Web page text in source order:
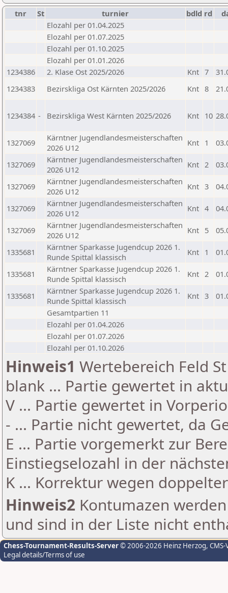
tnr St turnier bdld rd
Elozahl per 01.04.2025
Elozahl per 01.07.2025
Elozahl per 01.10.2025
Elozahl per 01.01.2026
1234386
2. Klase Ost 2025/2026 Knt 7
1234383
Bezirskliga Ost Kärnten 2025/2026 Knt 8
1234384 - Bezirskliga West Kärnten 2025/2026 Knt 10
1327069
Kärntner Jugendlandesmeisterschaften
2026 U12
Knt 1
1327069
Kärntner Jugendlandesmeisterschaften
2026 U12
Knt 2
1327069
Kärntner Jugendlandesmeisterschaften
2026 U12
Knt 3
1327069
Kärntner Jugendlandesmeisterschaften
2026 U12
Knt 4
1327069
Kärntner Jugendlandesmeisterschaften
2026 U12
Knt 5
1335681
Kärntner Sparkasse Jugendcup 2026 1.
Runde Spittal klassisch
Knt 1
1335681
Kärntner Sparkasse Jugendcup 2026 1.
Runde Spittal klassisch
Knt 2
1335681
Kärntner Sparkasse Jugendcup 2026 1.
Runde Spittal klassisch
Knt 3
Gesamtpartien 11
Elozahl per 01.04.2026
Elozahl per 01.07.2026
Elozahl per 01.10.2026
Hinweis1 Wertebereich Feld
blank ... Partie gewertet in
V ... Partie gewertet in
- ... Partie nicht gewertet, da
E ... Partie vorgemerkt zur
Einstiegselozahl in der
K ... Korrektur wegen
Hinweis2 Kontumazen
und sind in der Liste nicht
Chess-Tournament-Results-Server© 2006-2026 Heinz Herzog,
Legal details/Terms of use